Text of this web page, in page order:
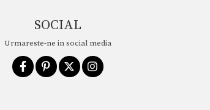
SOCIAL
Urmareste-ne in social media